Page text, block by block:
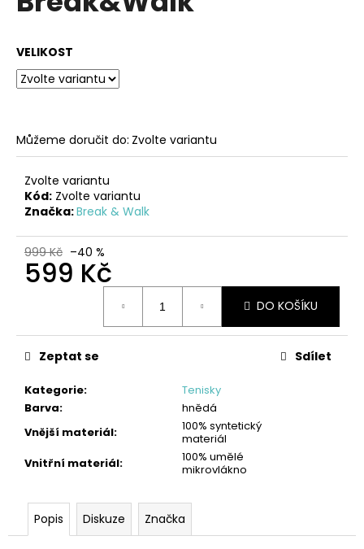
VELIKOST
Můžeme doručit do: Zvolte variantu
Zvolte variantu
Kód: Zvolte variantu
Značka:Break & Walk
999 Kč –40 %
599 Kč
DO KOŠÍKU
Kategorie:
Tenisky
Barva:
hnědá
Vnější materiál:
100% syntetický
materiál
Vnitřní materiál:
100% umělé
mikrovlákno
Zeptat se Sdílet
Popis Diskuze Značka
e
m
e
STŘÍBRNO-
BÍLÉ
ZDRAVOTNÍ
PANTOFLE
EMMA
099
Kč